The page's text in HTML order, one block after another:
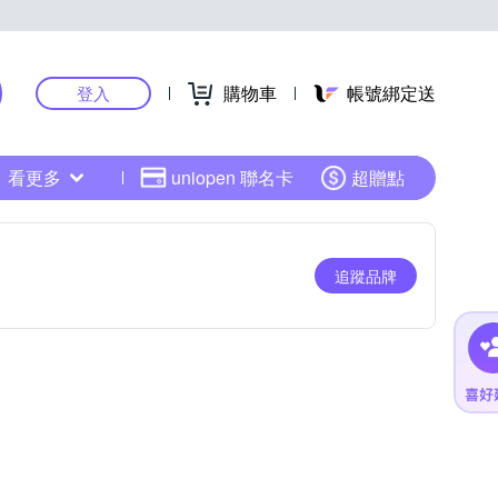
登入 購物車 帳號綁定送
看更多 uniopen 聯名卡 超贈點
追蹤品牌